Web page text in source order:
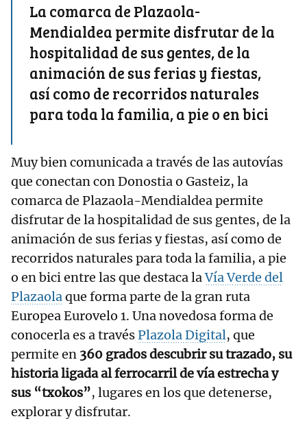
La comarca de Plazaola-
Mendialdea permite disfrutar de la
hospitalidad de sus gentes, de la
animación de sus ferias y fiestas,
así como de recorridos naturales
para toda la familia, a pie o en bici
Muy bien comunicada a través de las autovías
que conectan con Donostia o Gasteiz, la
comarca de Plazaola-Mendialdea permite
disfrutar de la hospitalidad de sus gentes, de la
animación de sus ferias y fiestas, así como de
recorridos naturales para toda la familia, a pie
o en bici entre las que destaca laVía Verde del
Plazaolaque forma parte de la gran ruta
Europea Eurovelo 1. Una novedosa forma de
conocerla es a travésPlazola Digital, que
permite en 360 grados descubrir su trazado, su
historia ligada al ferrocarril de vía estrecha y
sus “txokos”, lugares en los que detenerse,
explorar y disfrutar.